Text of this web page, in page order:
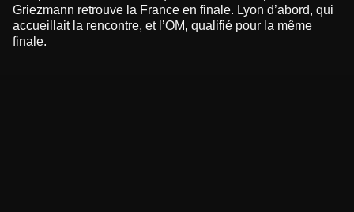
Griezmann retrouve la France en finale. Lyon d’abord, qui
accueillait la rencontre, et l’OM, qualifié pour la même
finale.